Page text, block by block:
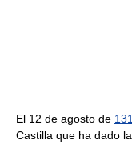
El 12 de agosto de
Castilla que ha dado